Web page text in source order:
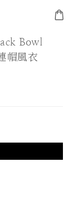
Bowl
帽風衣